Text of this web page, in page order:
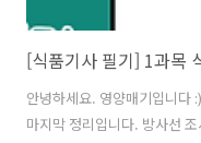
안녕하세요. 영양매기입니다
마지막 정리입니다. 방사선